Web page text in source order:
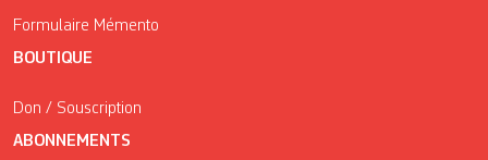
Formulaire Mémento
BOUTIQUE
Don / Souscription
ABONNEMENTS